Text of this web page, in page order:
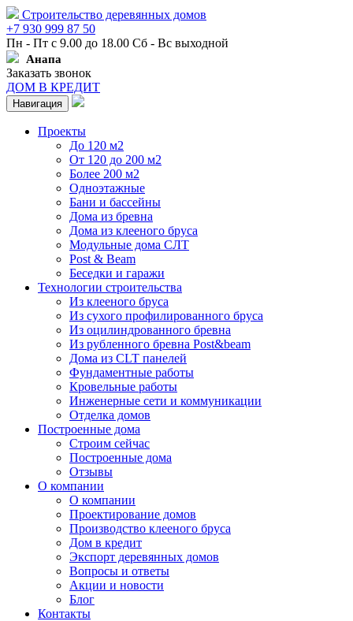
Строительство деревянных домов
+7 930 999 87 50
Пн - Пт с 9.00 до 18.00 Сб - Вс выходной
Анапа
Заказать звонок
ДОМ В КРЕДИТ
Навигация
Проекты
До 120 м2
От 120 до 200 м2
Более 200 м2
Одноэтажные
Бани и бассейны
Дома из бревна
Дома из клееного бруса
Модульные дома СЛТ
Post & Beam
Беседки и гаражи
Технологии строительства
Из клееного бруса
Из сухого профилированного бруса
Из оцилиндрованного бревна
Из рубленного бревна Post&beam
Дома из CLT панелей
Фундаментные работы
Кровельные работы
Инженерные сети и коммуникации
Отделка домов
Построенные дома
Строим сейчас
Построенные дома
Отзывы
О компании
О компании
Проектирование домов
Производство клееного бруса
Дом в кредит
Экспорт деревянных домов
Вопросы и ответы
Акции и новости
Блог
Контакты